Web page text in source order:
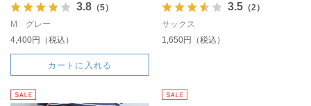
3.8（5）
M グレー
4,400円（税込）
カートに入れる
3.5（2）
サックス
1,650円（税込）